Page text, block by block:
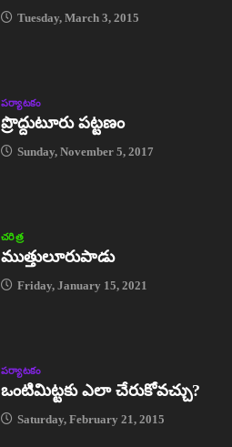
Tuesday, March 3, 2015
పర్యాటకం
ప్రొద్దుటూరు పట్టణం
Sunday, November 5, 2017
చరిత్ర
ముత్తులూరుపాడు
Friday, January 15, 2021
పర్యాటకం
ఒంటిమిట్టకు ఎలా చేరుకోవచ్చు?
Saturday, February 21, 2015